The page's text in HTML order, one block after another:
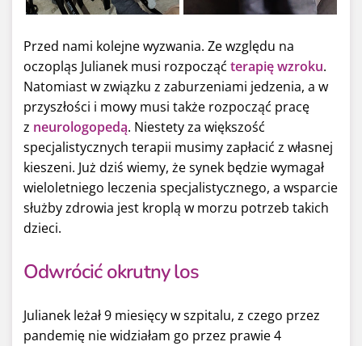
Przed nami kolejne wyzwania. Ze względu na
oczopląs Julianek musi rozpocząć terapię wzroku.
Natomiast w związku z zaburzeniami jedzenia, a w
przyszłości i mowy musi także rozpocząć pracę
z neurologopedą. Niestety za większość
specjalistycznych terapii musimy zapłacić z własnej
kieszeni. Już dziś wiemy, że synek będzie wymagał
wieloletniego leczenia specjalistycznego, a wsparcie
służby zdrowia jest kroplą w morzu potrzeb takich
dzieci.
Odwrócić okrutny los
Julianek leżał 9 miesięcy w szpitalu, z czego przez
pandemię nie widziałam go przez prawie 4